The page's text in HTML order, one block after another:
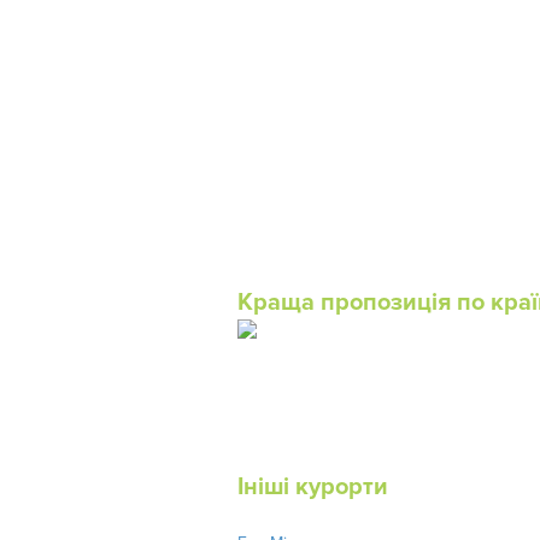
Краща пропозиція по
Ініші курорти